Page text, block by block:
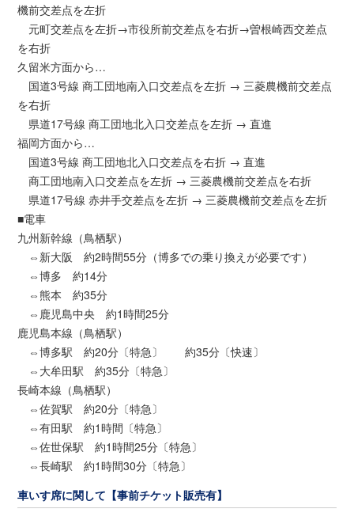
機前交差点を左折
元町交差点を左折→市役所前交差点を右折→曽根崎西交差点
を右折
久留米方面から…
国道3号線 商工団地南入口交差点を左折 → 三菱農機前交差点
を右折
県道17号線 商工団地北入口交差点を左折 → 直進
福岡方面から…
国道3号線 商工団地北入口交差点を右折 → 直進
商工団地南入口交差点を左折 → 三菱農機前交差点を右折
県道17号線 赤井手交差点を左折 → 三菱農機前交差点を左折
■電車
九州新幹線（鳥栖駅）
⇔新大阪 約2時間55分（博多での乗り換えが必要です）
⇔博多 約14分
⇔熊本 約35分
⇔鹿児島中央 約1時間25分
鹿児島本線（鳥栖駅）
⇔博多駅 約20分〔特急〕 約35分〔快速〕
⇔大牟田駅 約35分〔特急〕
長崎本線（鳥栖駅）
⇔佐賀駅 約20分〔特急〕
⇔有田駅 約1時間〔特急〕
⇔佐世保駅 約1時間25分〔特急〕
⇔長崎駅 約1時間30分〔特急〕
車いす席に関して【事前チケット販売有】